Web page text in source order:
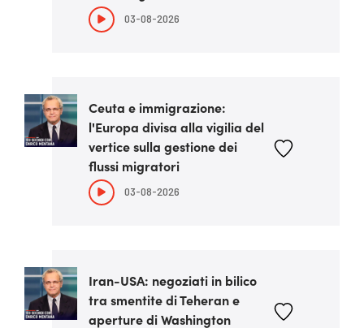
03-08-2026
Ceuta e immigrazione:
l'Europa divisa alla vigilia del
vertice sulla gestione dei
flussi migratori
03-08-2026
Iran-USA: negoziati in bilico
tra smentite di Teheran e
aperture di Washington